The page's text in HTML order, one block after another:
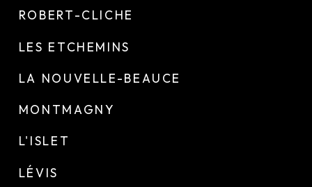
ROBERT-CLICHE
LES ETCHEMINS
LA NOUVELLE-BEAUCE
MONTMAGNY
L'ISLET
LÉVIS